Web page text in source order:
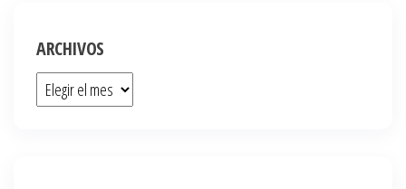
ARCHIVOS